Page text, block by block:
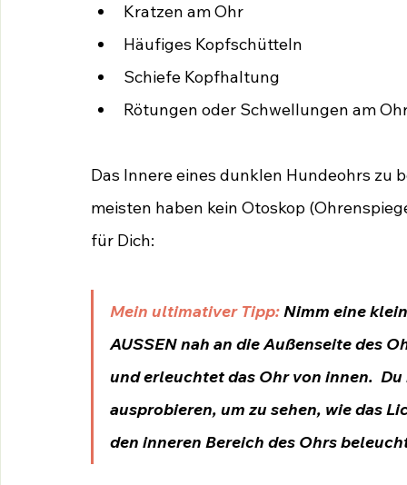
Kratzen am Ohr
Häufiges Kopfschütteln
Schiefe Kopfhaltung
Rötungen oder Schwellungen am
Das Innere eines dunklen Hundeohrs
meisten haben kein Otoskop
für Dich:
Mein ultimativer Tipp: Nimm eine
AUSSEN nah an die Außenseite des
und erleuchtet das Ohr von innen.
ausprobieren, um zu sehen, wie das
den inneren Bereich des Ohrs